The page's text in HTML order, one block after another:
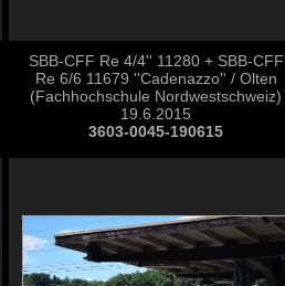
SBB-CFF Re 4/4'' 11280 + SBB-CFF
Re 6/6 11679 ''Cadenazzo'' / Olten
(Fachhochschule Nordwestschweiz)
19.6.2015
3603-0045-190615